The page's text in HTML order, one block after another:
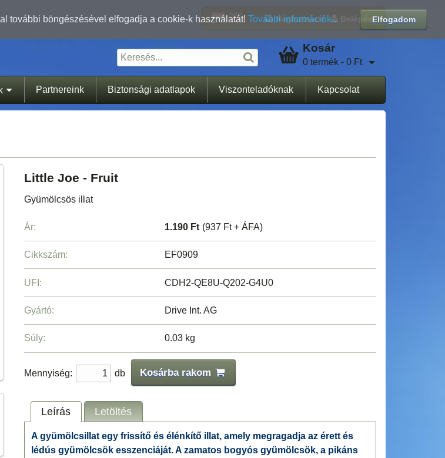
Elfogadom
további böngészésével elfogadja a cookie-k használatát! További információk...
Regisztráció Belépés
Kosár
0 termék - 0 Ft
Partnereink Biztonsági adatlapok Viszonteladóknak Kapcsolat
Little Joe - Fruit
Gyümölcsös illat
Ár: 1.190 Ft (937 Ft + ÁFA)
Cikkszám: EF0909
UFI: CDH2-QE8U-Q202-G4U0
Gyártó: Drive Int. AG
Súly: 0.03 kg
Mennyiség: db Kosárba rakom
Leírás Letöltés
A gyümölcsillat egy frissítő és élénkítő illat, amely megragadja az érett és
lédús gyümölcsök esszenciáját. A zamatos bogyós gyümölcsök, a pikáns